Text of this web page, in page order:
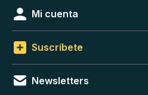
Mi cuenta
Suscríbete
Newsletters